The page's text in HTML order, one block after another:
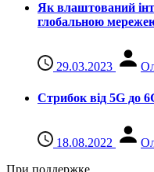
Як влаштований
глобальною
29.03.2023
Стрибок від 5G до
18.08.2022
При поддержке